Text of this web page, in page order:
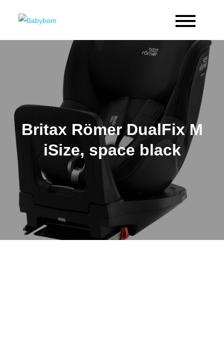
Britax Römer DualFix M
iSize, space black